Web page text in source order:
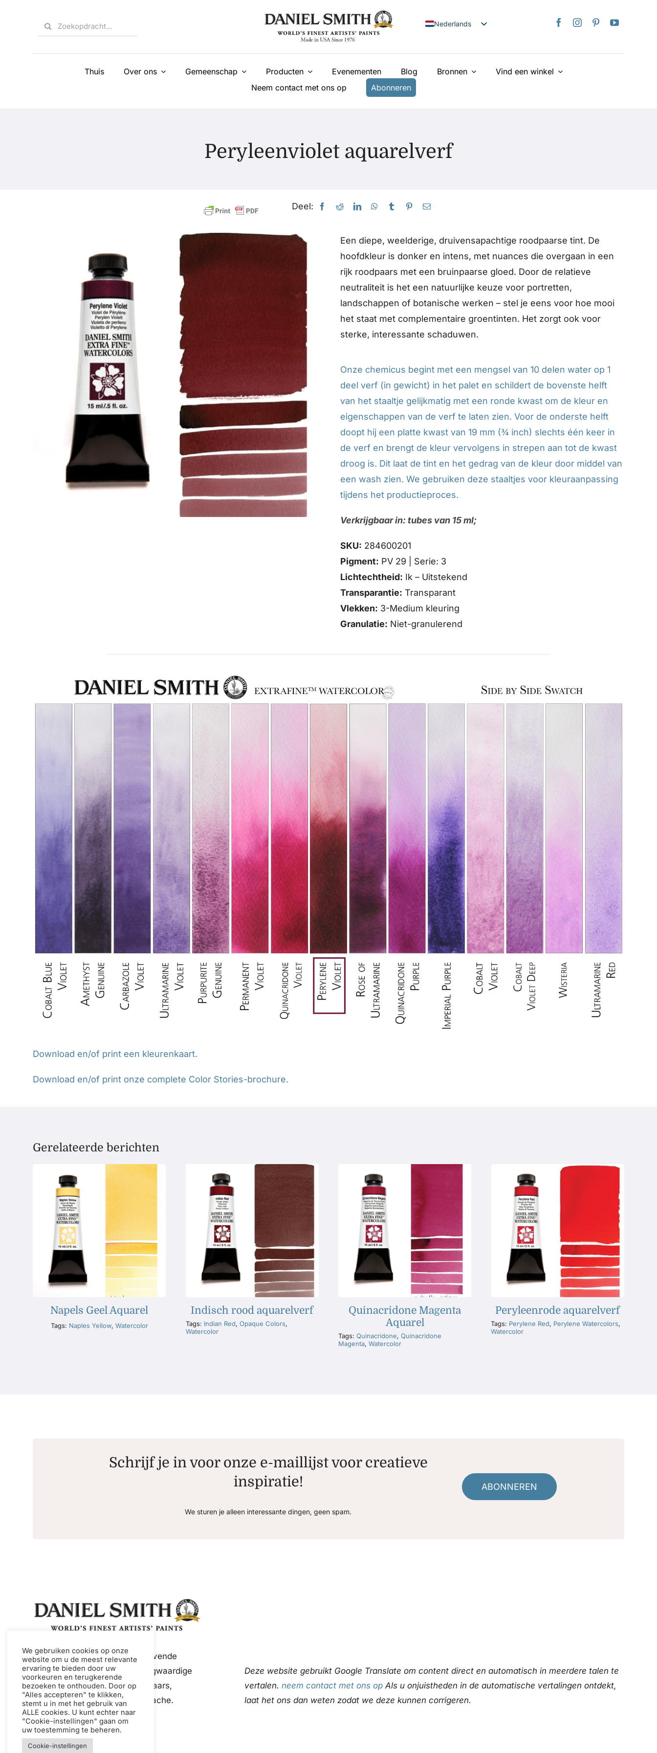
Search
for:
Nederlands
日本語
Français
Tiếng Việt
Thuis Over ons Gemeenschap Producten Evenementen Blog Bronnen
Vind een winkel
Neem contact met ons op
Abonneren
Peryleenviolet aquarelverf
Deel:
Een diepe, weelderige, druivensapachtige roodpaarse tint. De
hoofdkleur is donker en intens, met nuances die overgaan in een
rijk roodpaars met een bruinpaarse gloed. Door de relatieve
neutraliteit is het een natuurlijke keuze voor portretten,
landschappen of botanische werken – stel je eens voor hoe mooi
het staat met complementaire groentinten. Het zorgt ook voor
sterke, interessante schaduwen.
Onze chemicus begint met een mengsel van 10 delen water op 1
deel verf (in gewicht) in het palet en schildert de bovenste helft
van het staaltje gelijkmatig met een ronde kwast om de kleur en
eigenschappen van de verf te laten zien. Voor de onderste helft
doopt hij een platte kwast van 19 mm (¾ inch) slechts één keer in
de verf en brengt de kleur vervolgens in strepen aan tot de kwast
droog is. Dit laat de tint en het gedrag van de kleur door middel van
een wash zien. We gebruiken deze staaltjes voor kleuraanpassing
tijdens het productieproces.
Verkrijgbaar in: tubes van 15 ml;
SKU: 284600201
Pigment: PV 29 | Serie: 3
Lichtechtheid: Ik – Uitstekend
Transparantie: Transparant
Vlekken: 3-Medium kleuring
Granulatie: Niet-granulerend
Download en/of print een kleurenkaart.
Download en/of print onze complete Color Stories-brochure.
Gerelateerde berichten
Napels Geel Aquarel
Tags: Naples Yellow, Watercolor
Indisch rood aquarelverf
Tags: Indian Red, Opaque Colors,
Watercolor
Quinacridone Magenta
Aquarel
Tags: Quinacridone, Quinacridone
Magenta, Watercolor
Peryleenrode aquarelverf
Tags: Perylene Red, Perylene Watercolors,
Watercolor
Schrijf je in voor onze e-maillijst voor creatieve
inspiratie!
We sturen je alleen interessante dingen, geen spam.
ABONNEREN
Daniel Smith is een toonaangevende
wereldwijde fabrikant van hoogwaardige
verf en mediums voor kunstenaars,
waaronder aquarelverf en gouache.
Deze website gebruikt Google Translate om content direct en automatisch in meerdere talen te
vertalen.neem contact met ons op Als u onjuistheden in de automatische vertalingen ontdekt,
laat het ons dan weten zodat we deze kunnen corrigeren.
We gebruiken cookies op onze
website om u de meest relevante
ervaring te bieden door uw
voorkeuren en terugkerende
bezoeken te onthouden. Door op
"Alles accepteren" te klikken,
stemt u in met het gebruik van
ALLE cookies. U kunt echter naar
"Cookie-instellingen" gaan om
uw toestemming te beheren.
Cookie-instellingen